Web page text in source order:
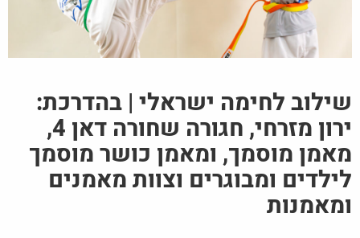
שילוב לחימה ישראלי | בהדרכת:
ירון מזרחי, חגורה שחורה דאן 4,
מאמן מוסמך, ומאמן כושר מוסמך
לילדים ומבוגרים וצוות מאמנים
ומאמנות